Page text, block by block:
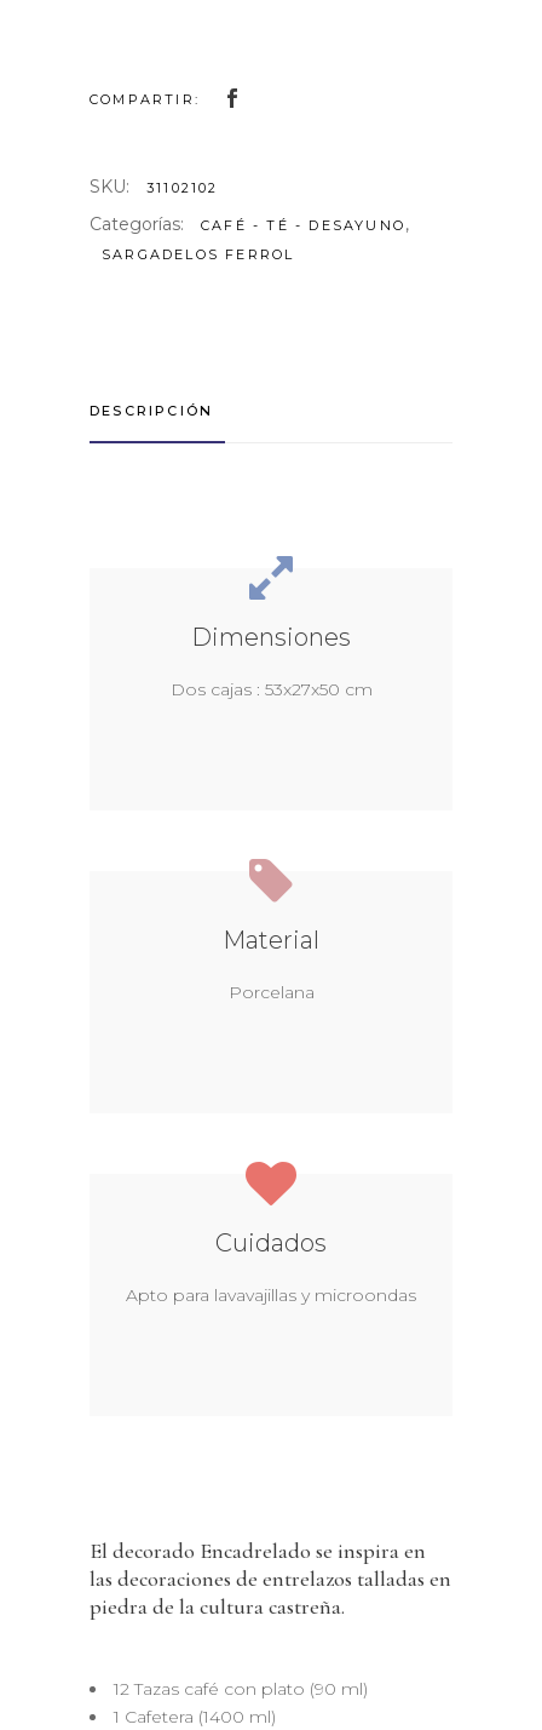
COMPARTIR:
SKU: 31102102
Categorías: CAFÉ - TÉ - DESAYUNO ,
SARGADELOS FERROL
DESCRIPCIÓN
Dimensiones
Dos cajas : 53x27x50 cm
Material
Porcelana
Cuidados
Apto para lavavajillas y microondas
El decorado Encadrelado se inspira en
las decoraciones de entrelazos talladas en
piedra de la cultura castreña.
12 Tazas café con plato (90 ml)
1 Cafetera (1400 ml)